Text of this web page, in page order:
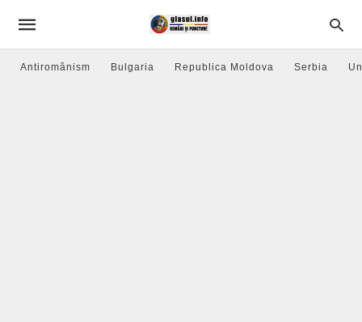
Antiromânism Bulgaria Republica Moldova Serbia